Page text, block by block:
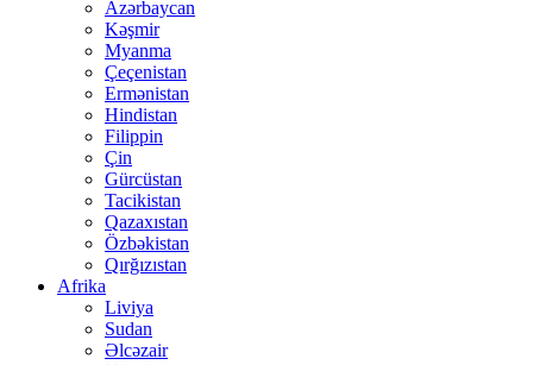
Azərbaycan
Kəşmir
Myanma
Çeçenistan
Ermənistan
Hindistan
Filippin
Çin
Gürcüstan
Tacikistan
Qazaxıstan
Özbəkistan
Qırğızıstan
Afrika
Liviya
Sudan
Əlcəzair